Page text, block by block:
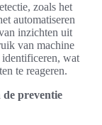
zoals het
automatiseren
inzichten uit
van machine
identificeren, wat
te reageren.
preventie